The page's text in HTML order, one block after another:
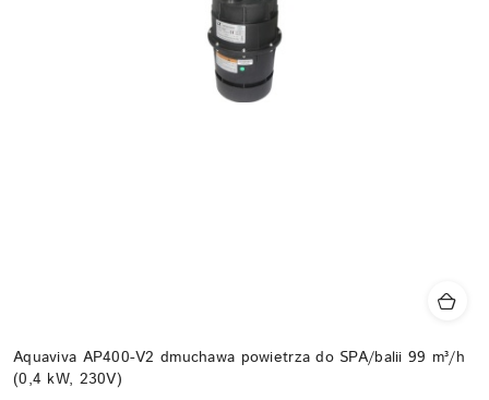
Aquaviva AP400-V2 dmuchawa powietrza do SPA/balii 99 m³/h
(0,4 kW, 230V)